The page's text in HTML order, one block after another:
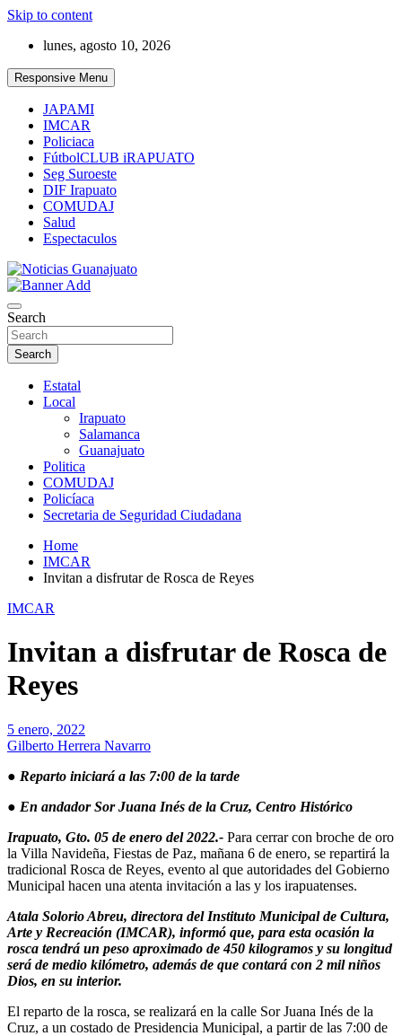
Skip to content
lunes, agosto 10, 2026
Responsive Menu
JAPAMI
IMCAR
Policiaca
FútbolCLUB iRAPUATO
Seg Suroeste
DIF Irapuato
COMUDAJ
Salud
Espectaculos
Noticias Guanajuato
Search
Search
Estatal
Local
Irapuato
Salamanca
Guanajuato
Politica
COMUDAJ
Policíaca
Secretaria de Seguridad Ciudadana
Home
IMCAR
Invitan a disfrutar de Rosca de Reyes
IMCAR
Invitan a disfrutar de Rosca de
Reyes
5 enero, 2022
Gilberto Herrera Navarro
● Reparto iniciará a las 7:00 de la tarde
● En andador Sor Juana Inés de la Cruz, Centro Histórico
Irapuato, Gto. 05 de enero del 2022.- Para cerrar con broche de oro
la Villa Navideña, Fiestas de Paz, mañana 6 de enero, se repartirá la
tradicional Rosca de Reyes, evento al que autoridades del Gobierno
Municipal hacen una atenta invitación a las y los irapuatenses.
Atala Solorio Abreu, directora del Instituto Municipal de Cultura,
Arte y Recreación (IMCAR), informó que, para esta ocasión la
rosca tendrá un peso aproximado de 450 kilogramos y su longitud
será de medio kilómetro, además de que contará con 2 mil niños
Dios, en su interior.
El reparto de la rosca, se realizará en la calle Sor Juana Inés de la
Cruz, a un costado de Presidencia Municipal, a partir de las 7:00 de